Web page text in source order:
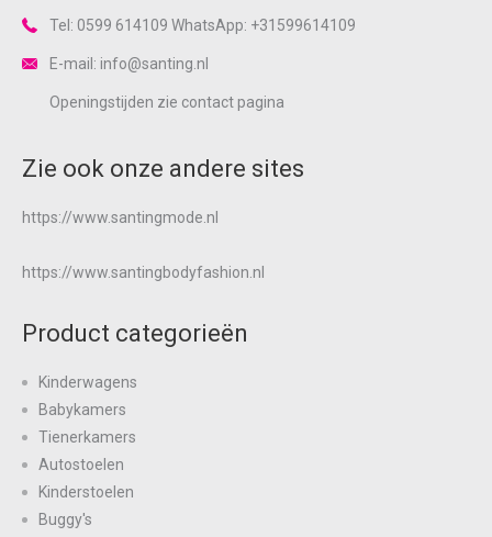
Tel: 0599 614109 WhatsApp: +31599614109
E-mail: info@santing.nl
Openingstijden zie contactpagina
Zie ook onze andere sites
https://www.santingmode.nl
https://www.santingbodyfashion.nl
Product categorieën
Kinderwagens
Babykamers
Tienerkamers
Autostoelen
Kinderstoelen
Buggy's